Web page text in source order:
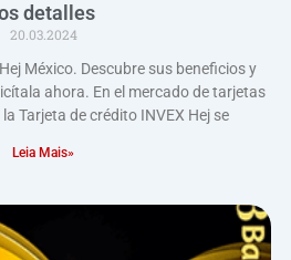
detalles
20.03.2024
México. Descubre sus beneficios y
ahora. En el mercado de tarjetas
Tarjeta de crédito INVEX Hej se
Leia Mais»